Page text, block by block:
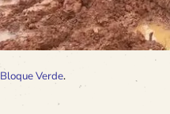
Bloque Verde.